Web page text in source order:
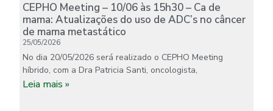
CEPHO Meeting – 10/06 às 15h30 – Ca de
mama: Atualizações do uso de ADC’s no câncer
de mama metastático
25/05/2026
No dia 20/05/2026 será realizado o CEPHO Meeting
híbrido, com a Dra Patricia Santi, oncologista,
Leia mais »